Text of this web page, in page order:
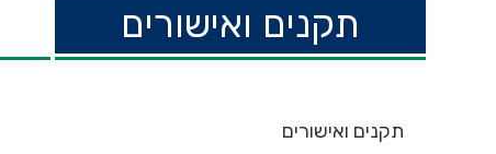
תקנים ואישורים
תקנים ואישורים